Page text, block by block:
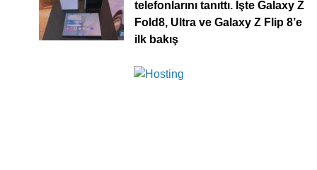
telefonlarını tanıttı. İşte Galaxy Z
Fold8, Ultra ve Galaxy Z Flip 8’e
ilk bakış